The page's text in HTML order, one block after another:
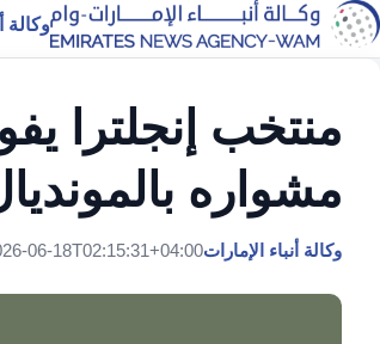
وكالة
منتخب إنجلترا
مشواره
وكالة أنباء الإمارات06-18T02:15:31+04:00